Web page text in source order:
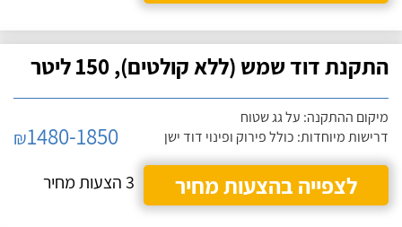
התקנת דוד שמש (ללא קולטים), 150 ליטר
מיקום ההתקנה: על גג שטוח
דרישות מיוחדות: כולל פירוק ופינוי דוד ישן
₪1480-1850
לצפייה בהצעות מחיר
3 הצעות מחיר